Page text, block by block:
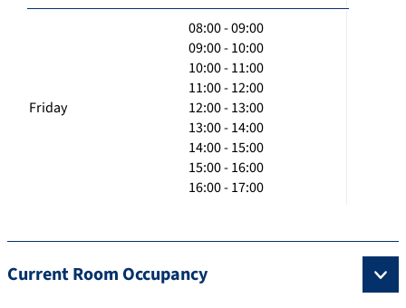
Friday
08:00 - 09:00
09:00 - 10:00
10:00 - 11:00
11:00 - 12:00
12:00 - 13:00
13:00 - 14:00
14:00 - 15:00
15:00 - 16:00
16:00 - 17:00
Current Room Occupancy